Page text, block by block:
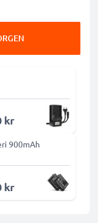
kr
900mAh
kr